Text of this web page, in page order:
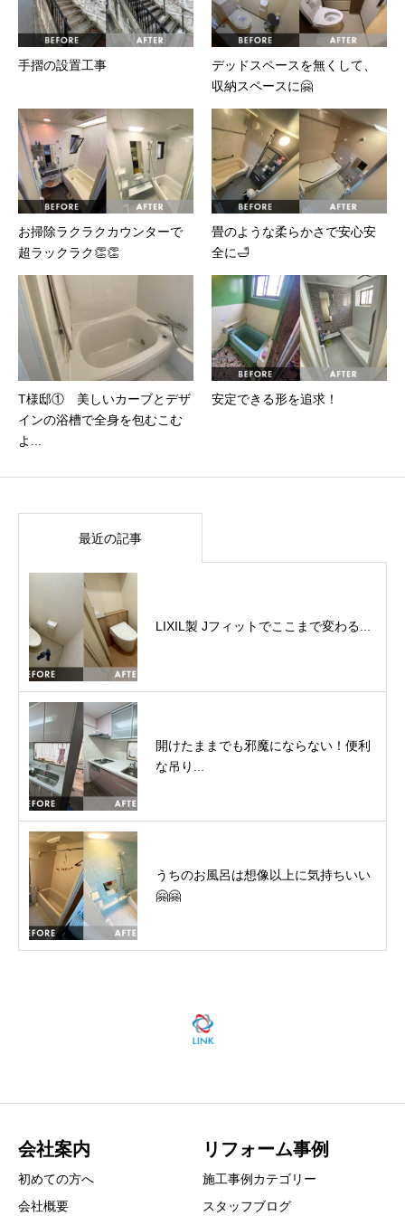
手摺の設置工事
デッドスペースを無くして、
収納スペースに🤗
お掃除ラクラクカウンターで
超ラックラク👏👏
畳のような柔らかさで安心安
全に🛁
T様邸① 美しいカーブとデザ
インの浴槽で全身を包むこむ
よ...
安定できる形を追求！
最近の記事
LIXIL製 Jフィットでここまで変わる...
開けたままでも邪魔にならない！便利
な吊り...
うちのお風呂は想像以上に気持ちいい
🤗🤗
会社案内
初めての方へ
会社概要
リフォーム事例
施工事例カテゴリー
スタッフブログ